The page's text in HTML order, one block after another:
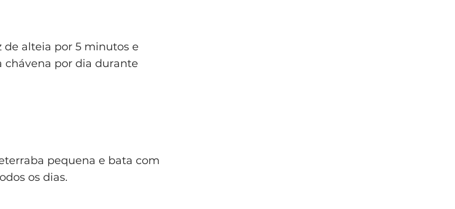
alteia por 5 minutos e
chávena por dia durante
pequena e bata com
os dias.